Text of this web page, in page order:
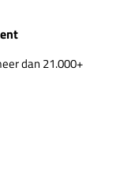
dan 21.000+